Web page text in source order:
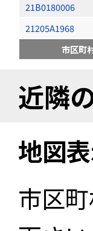
21B0180006
21205A1968
市区町
近隣
地図
市区